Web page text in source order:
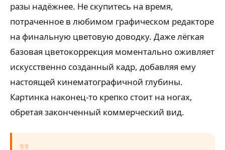
разы надёжнее. Не скупитесь на время,
потраченное в любимом графическом редакторе
на финальную цветовую доводку. Даже лёгкая
базовая цветокоррекция моментально оживляет
искусственно созданный кадр, добавляя ему
настоящей кинематографичной глубины.
Картинка наконец-то крепко стоит на ногах,
обретая законченный коммерческий вид.